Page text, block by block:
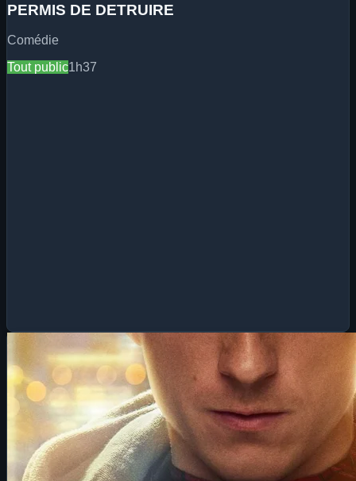
PERMIS DE DETRUIRE
Comédie
Tout public1h37